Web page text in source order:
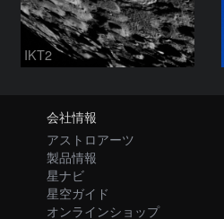
IKT2
会社情報
アストロアーツ
製品情報
星ナビ
星空ガイド
オンラインショップ